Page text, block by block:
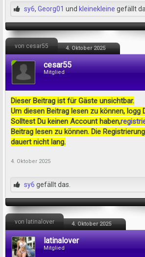
sy6, Georg01 und kleinekleine gefällt
von cesar55 4. Oktober 2025
cesar55
Mitglied
Dieser Beitrag ist für Gäste unsichtbar.
Um diesen Beitrag lesen zu können, logg
Solltest Du keinen Account haben,
Beitrag lesen zu können. Die
dauert nicht lang.
4. Oktober 2025
sy6 gefällt das.
von latinalover 4. Oktober 2025
latinalover
Mitglied